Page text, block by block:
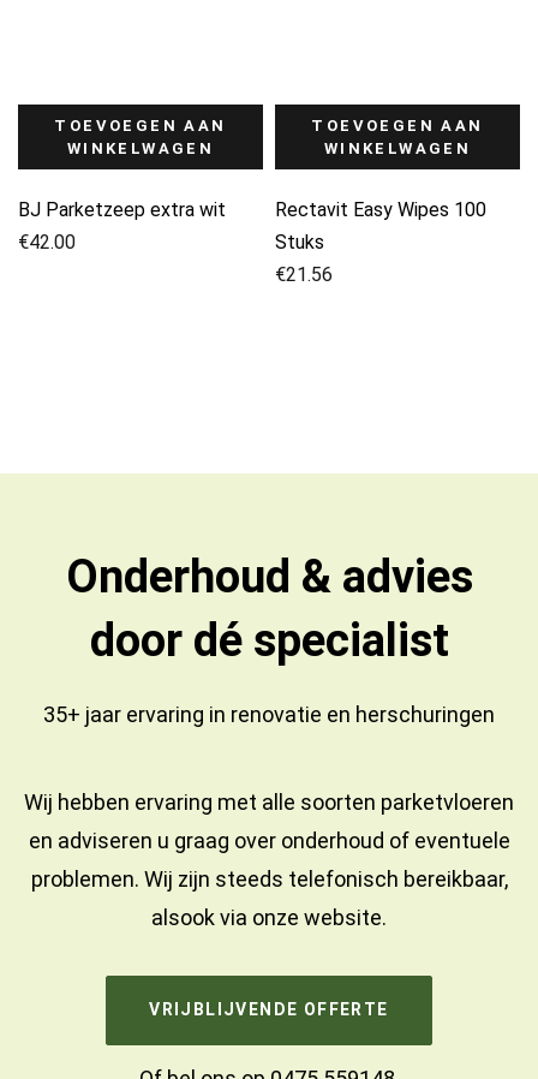
TOEVOEGEN AAN
WINKELWAGEN
BJ Parketzeep extra wit
€42.00
TOEVOEGEN AAN
WINKELWAGEN
Rectavit Easy Wipes 100
Stuks
€21.56
Onderhoud & advies
door dé specialist
35+ jaar ervaring in renovatie en herschuringen
Wij hebben ervaring met alle soorten parketvloeren
en adviseren u graag over onderhoud of eventuele
problemen. Wij zijn steeds telefonisch bereikbaar,
alsook via onze website.
VRIJBLIJVENDE OFFERTE